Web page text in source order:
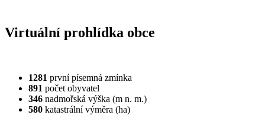
Virtuální prohlídka obce
1281 první písemná zmínka
891 počet obyvatel
346 nadmořská výška (m n. m.)
580 katastrální výměra (ha)